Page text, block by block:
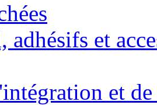
adhésifs et
et